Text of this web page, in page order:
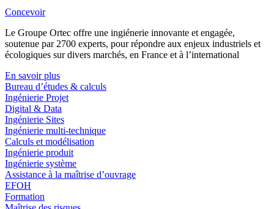
Concevoir
Le Groupe Ortec offre une ingiénerie innovante et engagée,
soutenue par 2700 experts, pour répondre aux enjeux industriels et
écologiques sur divers marchés, en France et à l’international
En savoir plus
Bureau d’études & calculs
Ingénierie Projet
Digital & Data
Ingénierie Sites
Ingénierie multi-technique
Calculs et modélisation
Ingénierie produit
Ingénierie système
Assistance à la maîtrise d’ouvrage
EFOH
Formation